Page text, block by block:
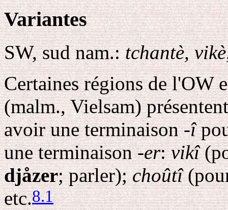
Variantes
SW, sud nam.:tchantè,
Certaines régions de l'OW
(malm., Vielsam)
avoir une terminaison-î
une terminaison-er:vikî
djåzer; parler);choûtî
etc.8.1